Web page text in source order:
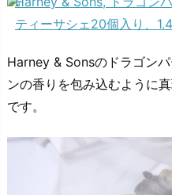
ティーサシェ20個入り、
Harney & Sonsのドラゴン
ンの香りを包み込むように
です。